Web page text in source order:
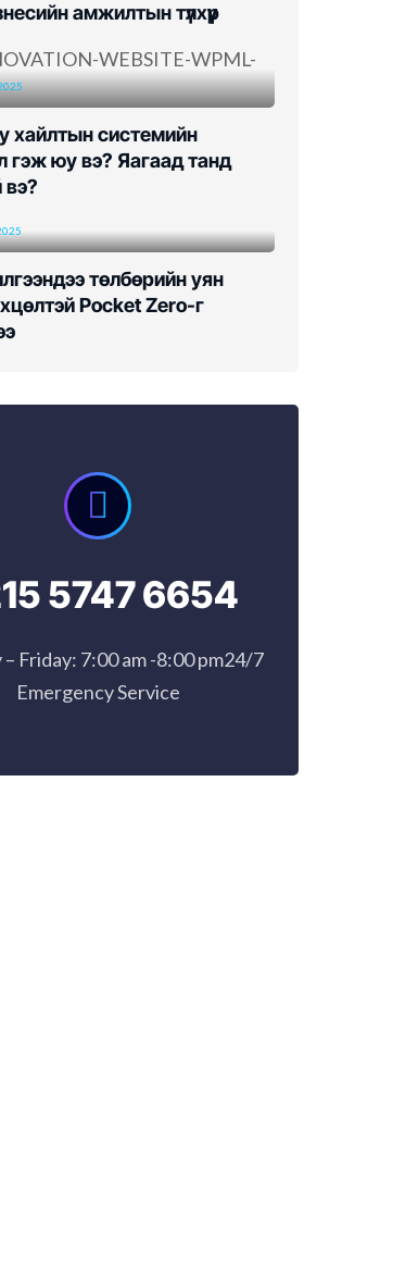
амжилтын түлхүүр
хайлтын системийн
гэж юу вэ? Яагаад танд
вэ?
төлбөрийн уян
Pocket Zero-г
5747 6654
Friday: 7:00 am -8:00 pm24/7
Emergency Service